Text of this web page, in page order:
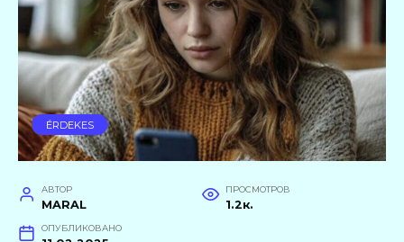
ÉRDEKES
АВТОР
MARAL
ПРОСМОТРОВ
1.2к.
ОПУБЛИКОВАНО